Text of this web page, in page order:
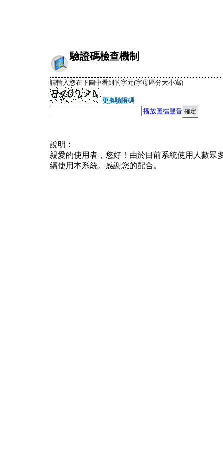
驗證碼檢查機制
請輸入您在下圖中看到的字元(字母區分大小寫)
更換驗證碼
播放圖檔聲音
說明︰
親愛的使用者，您好！由於目前系統使用人數眾
續使用本系統。感謝您的配合。